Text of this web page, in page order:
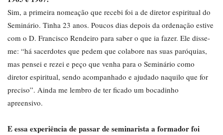
Sim, a primeira nomeação que recebi foi a de diretor espiritual do
Seminário. Tinha 23 anos. Poucos dias depois da ordenação estive
com o D. Francisco Rendeiro para saber o que ia fazer. Ele disse-
me: “há sacerdotes que pedem que colabore nas suas paróquias,
mas pensei e rezei e peço que venha para o Seminário como
diretor espiritual, sendo acompanhado e ajudado naquilo que for
preciso”. Ainda me lembro de ter ficado um bocadinho
apreensivo.
E essa experiência de passar de seminarista a formador foi